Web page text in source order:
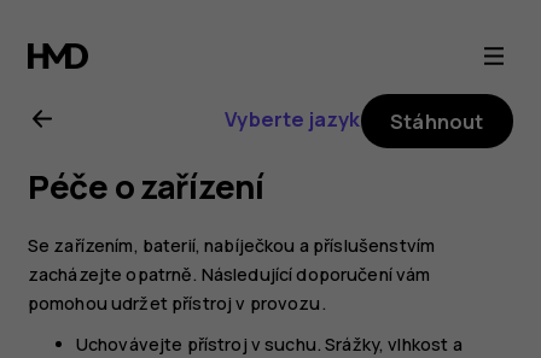
Uživatelská
příručka
k telefonu
Nokia 8.1
Vyberte jazyk Stáhnout
Péče o zařízení
Se zařízením, baterií, nabíječkou a příslušenstvím
zacházejte opatrně. Následující doporučení vám
pomohou udržet přístroj v provozu.
Uchovávejte přístroj v suchu. Srážky, vlhkost a